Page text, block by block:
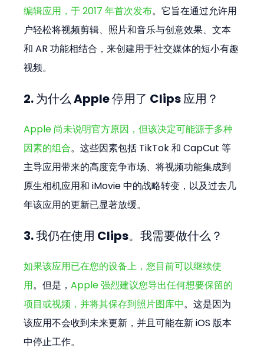
编辑应用，于 2017 年首次发布。它旨在通过允许用
户轻松将视频剪辑、照片和音乐与创意效果、文本
和 AR 功能相结合，来创建用于社交媒体的短小有趣
视频。
2. 为什么 Apple 停用了 Clips 应用？
Apple 尚未说明官方原因，但该决定可能源于多种
因素的组合。这些因素包括 TikTok 和 CapCut 等
主导应用带来的高度竞争市场、将视频功能集成到
原生相机应用和 iMovie 中的战略转变，以及过去几
年该应用的更新已显著放缓。
3. 我仍在使用 Clips。我需要做什么？
如果该应用已在您的设备上，您目前可以继续使
用。但是，Apple 强烈建议您导出任何想要保留的
项目或视频，并将其保存到照片图库中。这是因为
该应用不会收到未来更新，并且可能在新 iOS 版本
中停止工作。